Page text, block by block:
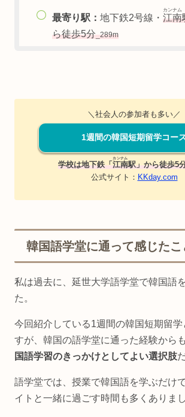
最寄り駅： 地下鉄2号線・ 江南
カンナム
ら徒歩5分_289m
＼社会人の参加者も多い／
1週間の韓国短期留学コー
学校は地下鉄「江南
カンナム
駅」から徒歩5
公式サイト： KKday.com
韓国語学堂に通って感じたこ
私は過去に、延世大学語学堂で韓国語
た。
今回紹介している1週間の韓国短期留
すが、韓国の語学堂に通った経験からも
国語学習のきっかけとしてよい選択肢
語学堂では、授業で韓国語を学ぶだけ
イトと一緒に過ごす時間も多くありまし